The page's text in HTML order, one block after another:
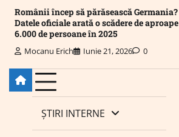
Românii încep să părăsească Germania?
Datele oficiale arată o scădere de aproape
6.000 de persoane în 2025
Mocanu Erich Iunie 21, 2026 0
ȘTIRI INTERNE